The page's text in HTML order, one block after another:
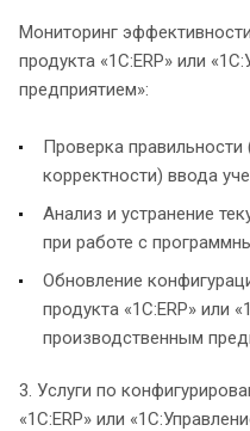
Мониторинг
продукта «1С:ERP» или
предприятием»:
Проверка
корректности) ввода
Анализ и устранение
при работе с
Обновление
продукта «1С:ERP» или
производственным
3. Услуги по
«1С:ERP» или